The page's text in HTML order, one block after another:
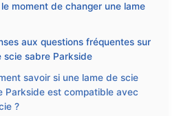
moment de changer une lame
aux questions fréquentes sur
scie sabre Parkside
savoir si une lame de scie
Parkside est compatible avec
?